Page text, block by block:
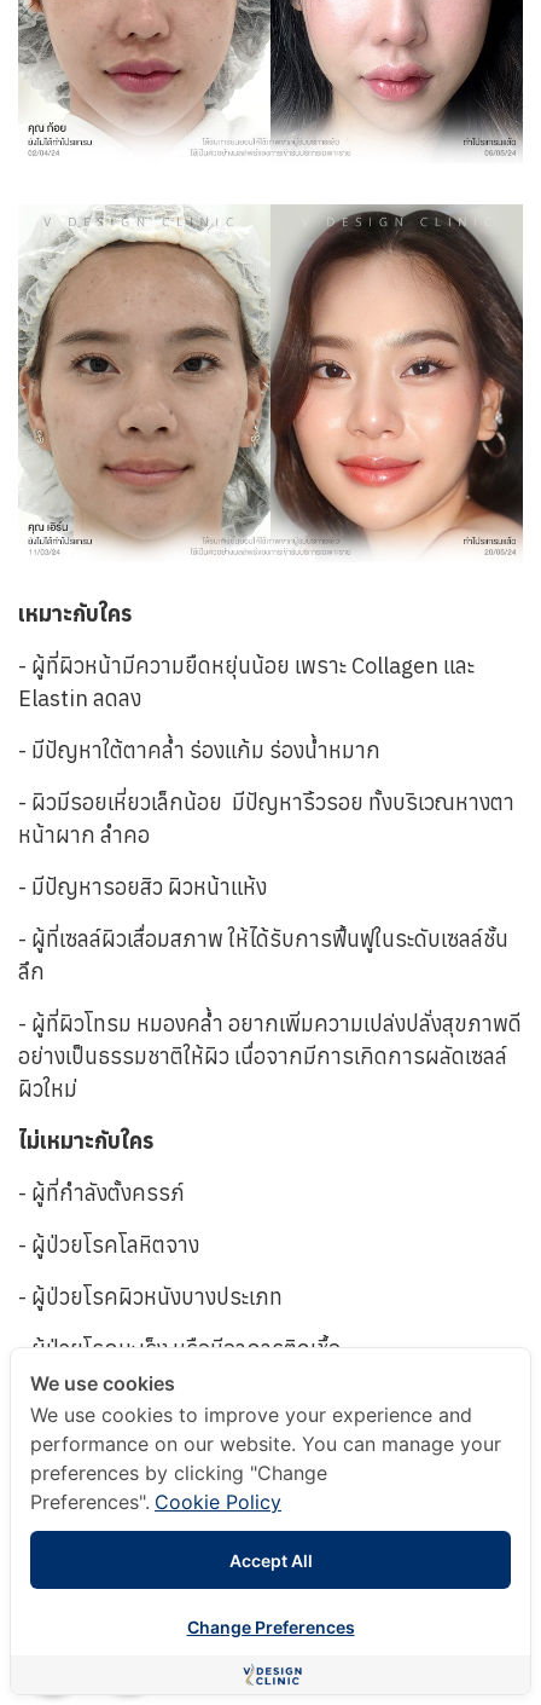
เหมาะกับใคร
- ผู้ที่ผิวหน้ามีความยืดหยุ่นน้อย เพราะ Collagen และ
Elastin ลดลง
- มีปัญหาใต้ตาคล้ำ ร่องแก้ม ร่องน้ำหมาก
- ผิวมีรอยเหี่ยวเล็กน้อย มีปัญหาริ้วรอย ทั้งบริเวณหางตา
หน้าผาก ลำคอ
- มีปัญหารอยสิว ผิวหน้าแห้ง
- ผู้ที่เซลล์ผิวเสื่อมสภาพ ให้ได้รับการฟื้นฟูในระดับเซลล์ชั้น
ลึก
- ผู้ที่ผิวโทรม หมองคล้ำ อยากเพิ่มความเปล่งปลั่งสุขภาพดี
อย่างเป็นธรรมชาติให้ผิว เนื่อจากมีการเกิดการผลัดเซลล์
ผิวใหม่
ไม่เหมาะกับใคร
- ผู้ที่กำลังตั้งครรภ์
- ผู้ป่วยโรคโลหิตจาง
- ผู้ป่วยโรคผิวหนังบางประเภท
- ผู้ป่วยโรคมะเร็ง หรือมีอาการติดเชื้อ
- ผู้ที่มีความผิดปกติในการแข็งตัวของเลือด
- ผู้รับประทานยาสลายลิ่มเลือด หรือยาต้านเกล็ดเลือด
การเตรียมตัวก่อนทำ
- ควรนอนพักผ่อนอย่างน้อย 8 ชั่วโมง
- ควรงดรับประทานยาและอาหารเสริมกลุ่มวิตามิน 1
สัปดาห์
ปรึกษาออนไลน์ฟรี
We use cookies
We use cookies to improve your experience and
performance on our website. You can manage your
preferences by clicking "Change
Preferences". Cookie Policy
Accept All
Change Preferences